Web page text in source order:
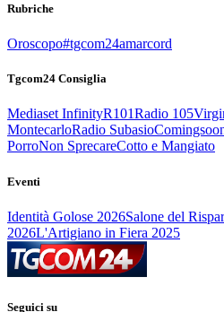
Rubriche
Oroscopo#tgcom24amarcord
Tgcom24 Consiglia
Mediaset InfinityR101Radio 105
MontecarloRadio Subasio
PorroNon SprecareCotto e Mangiato
Eventi
Identità Golose 2026Salone del
2026L'Artigiano in Fiera 2025
Seguici su